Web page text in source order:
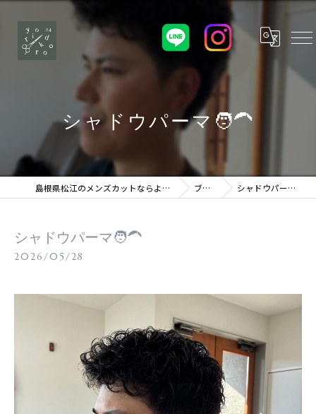
シャドウパーマ🧑‍🦱
島根県松江のメンズカットならよりどころ ブログ シャドウパーマ🧑‍🦱
シャドウパーマ🧑‍🦱
2026/05/28